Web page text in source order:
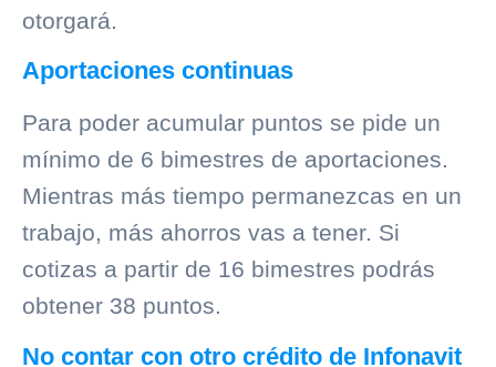
otorgará.
Aportaciones continuas
Para poder acumular puntos se pide un
mínimo de 6 bimestres de aportaciones.
Mientras más tiempo permanezcas en un
trabajo, más ahorros vas a tener. Si
cotizas a partir de 16 bimestres podrás
obtener 38 puntos.
No contar con otro crédito de Infonavit